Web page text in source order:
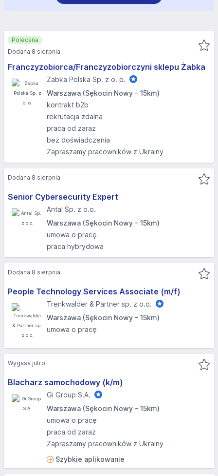
Franczyzobiorca/Franczyzobiorczyni sklepu Żabka
Żabka Polska Sp. z o. o.
Warszawa (Sękocin Nowy - 15km)
kontrakt b2b
rekrutacja zdalna
praca od zaraz
bez doświadczenia
Zapraszamy pracowników z Ukrainy
Polecana
Dodana 8 sierpnia
Senior Cybersecurity Expert
Antal Sp. z o.o.
Warszawa (Sękocin Nowy - 15km)
umowa o pracę
praca hybrydowa
Dodana 8 sierpnia
People Technology Services Associate (m/f)
Trenkwalder & Partner sp. z o.o.
Warszawa (Sękocin Nowy - 15km)
umowa o pracę
Dodana 8 sierpnia
Blacharz samochodowy (k/m)
Gi Group S.A.
Warszawa (Sękocin Nowy - 15km)
umowa o pracę
praca od zaraz
Zapraszamy pracowników z Ukrainy
Szybkie aplikowanie
Wygasa jutro